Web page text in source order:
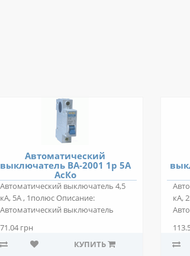
Автоматический
выключатель ВА-2001 1р 5А
АсКо
Автоматический выключатель 4,5
кА, 5А , 1полюс Описание:
Автоматический выключатель
71.04 грн
КУПИТЬ
кА,